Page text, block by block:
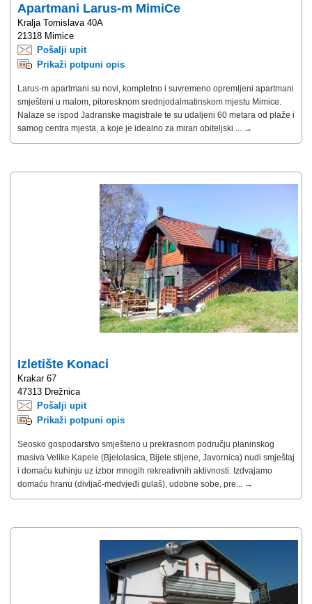
Apartmani Larus-m MimiCe
Kralja Tomislava 40A
21318 Mimice
Pošalji upit
Prikaži potpuni opis
Larus-m apartmani su novi, kompletno i suvremeno opremljeni apartmani
smješteni u malom, pitoresknom srednjodalmatinskom mjestu Mimice.
Nalaze se ispod Jadranske magistrale te su udaljeni 60 metara od plaže i
samog centra mjesta, a koje je idealno za miran obiteljski ... →
Izletište Konaci
Krakar 67
47313 Drežnica
Pošalji upit
Prikaži potpuni opis
Seosko gospodarstvo smješteno u prekrasnom području planinskog
masiva Velike Kapele (Bjelolasica, Bijele stijene, Javornica) nudi smještaj
i domaću kuhinju uz izbor mnogih rekreativnih aktivnosti. Izdvajamo
domaću hranu (divljač-medvjeđi gulaš), udobne sobe, pre... →